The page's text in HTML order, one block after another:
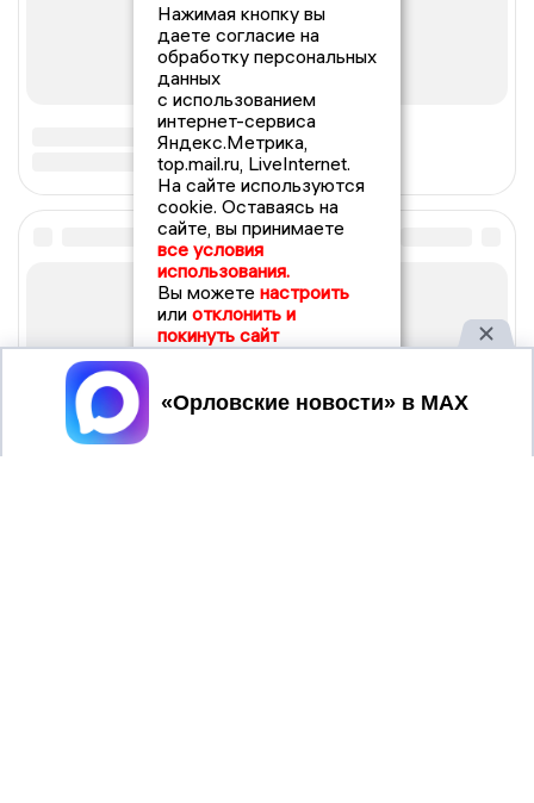
Нажимая кнопку вы
даете согласие на
обработку персональных
данных
с использованием
интернет-сервиса
Яндекс.Метрика,
top.mail.ru, LiveInternet.
На сайте используются
cookie. Оставаясь на
сайте, вы принимаете
все условия
использования.
Вы можете настроить
или отклонить и
покинуть сайт
Принять